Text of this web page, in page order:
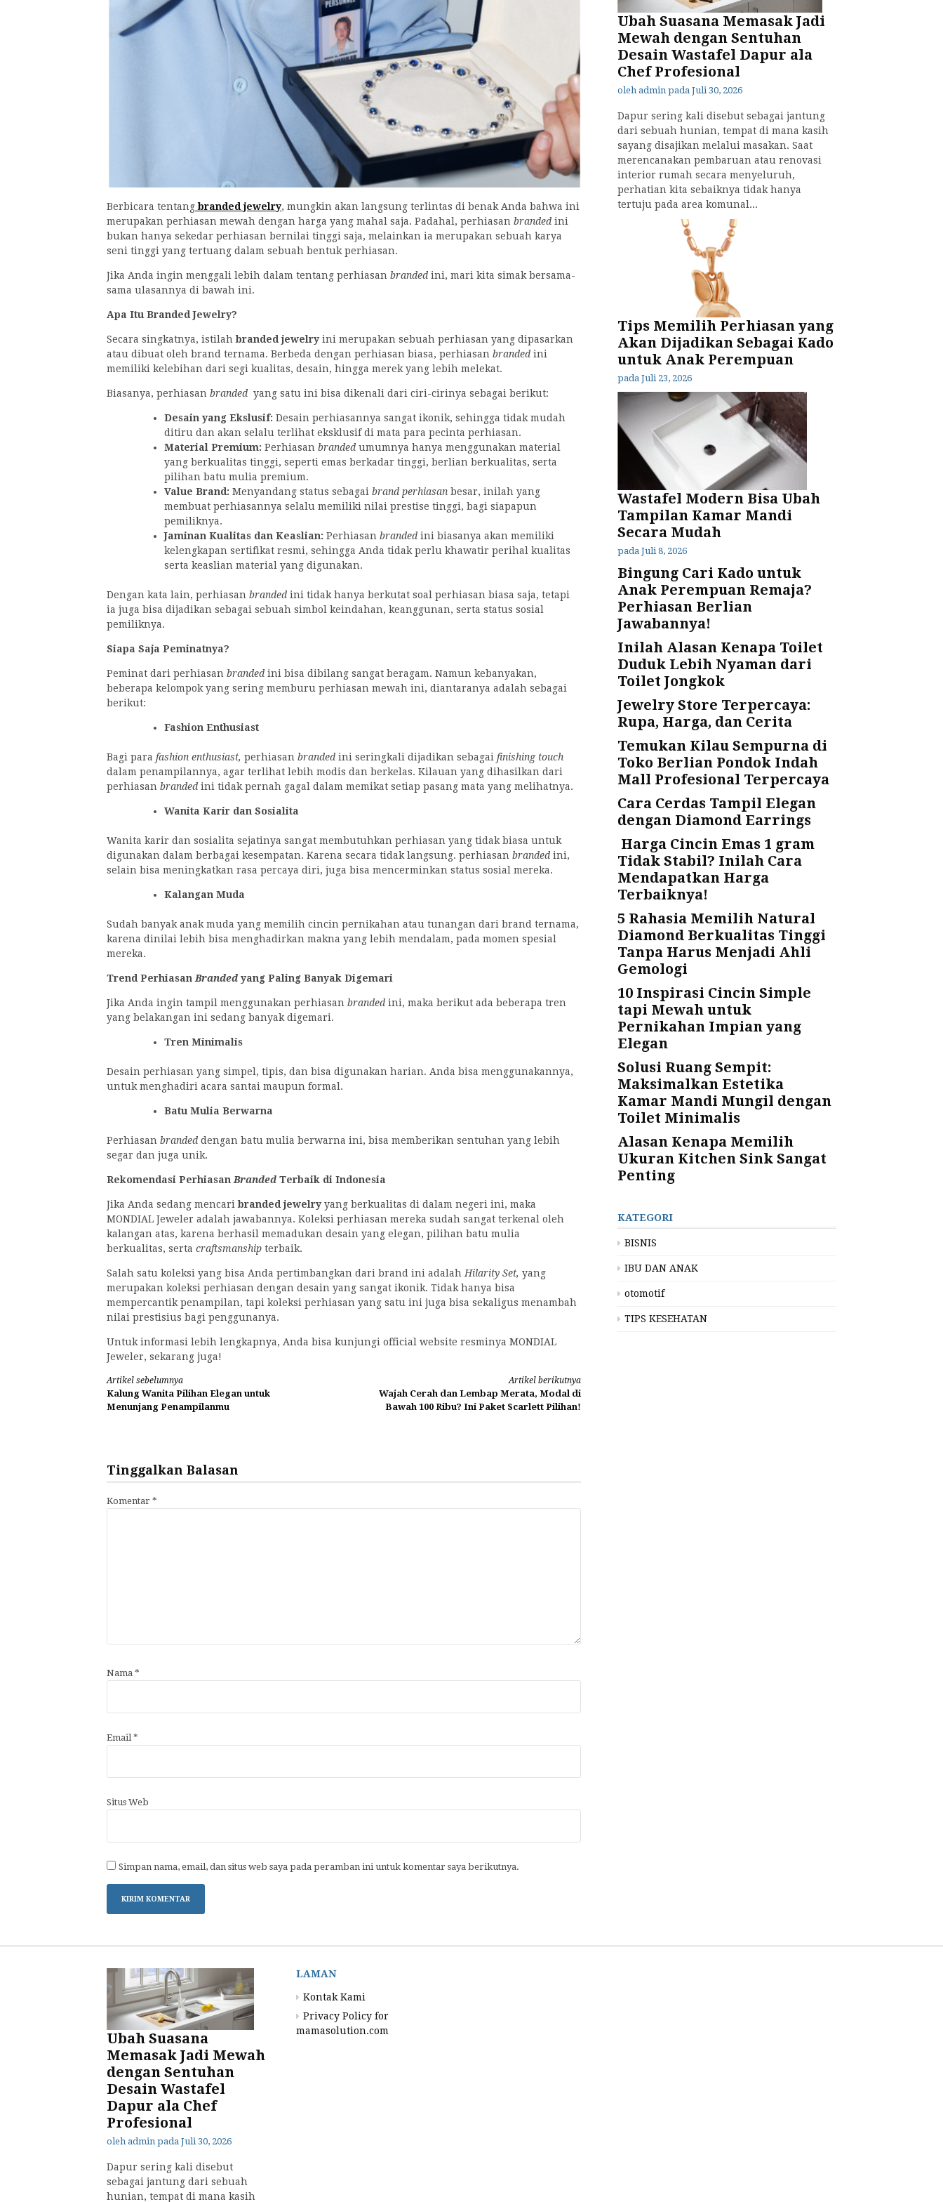
Berbicara tentang branded jewelry, mungkin akan langsung terlintas di benak Anda bahwa ini
merupakan perhiasan mewah dengan harga yang mahal saja. Padahal, perhiasan branded ini
bukan hanya sekedar perhiasan bernilai tinggi saja, melainkan ia merupakan sebuah karya
seni tinggi yang tertuang dalam sebuah bentuk perhiasan.
Jika Anda ingin menggali lebih dalam tentang perhiasan branded ini, mari kita simak bersama-
sama ulasannya di bawah ini.
Apa Itu Branded Jewelry?
Secara singkatnya, istilahbranded jewelry ini merupakan sebuah perhiasan yang dipasarkan
atau dibuat oleh brand ternama. Berbeda dengan perhiasan biasa, perhiasan branded ini
memiliki kelebihan dari segi kualitas, desain, hingga merek yang lebih melekat.
Biasanya, perhiasan branded yang satu ini bisa dikenali dari ciri-cirinya sebagai berikut:
Desain yang Ekslusif: Desain perhiasannya sangat ikonik, sehingga tidak mudah
ditiru dan akan selalu terlihat eksklusif di mata para pecinta perhiasan.
Material Premium: Perhiasan branded umumnya hanya menggunakan material
yang berkualitas tinggi, seperti emas berkadar tinggi, berlian berkualitas, serta
pilihan batu mulia premium.
Value Brand: Menyandang status sebagai brand perhiasan besar, inilah yang
membuat perhiasannya selalu memiliki nilai prestise tinggi, bagi siapapun
pemiliknya.
Jaminan Kualitas dan Keaslian: Perhiasan branded ini biasanya akan memiliki
kelengkapan sertifikat resmi, sehingga Anda tidak perlu khawatir perihal kualitas
serta keaslian material yang digunakan.
Dengan kata lain, perhiasan branded ini tidak hanya berkutat soal perhiasan biasa saja, tetapi
ia juga bisa dijadikan sebagai sebuah simbol keindahan, keanggunan, serta status sosial
pemiliknya.
Siapa Saja Peminatnya?
Peminat dari perhiasan branded ini bisa dibilang sangat beragam. Namun kebanyakan,
beberapa kelompok yang sering memburu perhiasan mewah ini, diantaranya adalah sebagai
berikut:
Fashion Enthusiast
Bagi para fashion enthusiast, perhiasan branded ini seringkali dijadikan sebagai finishing touch
dalam penampilannya, agar terlihat lebih modis dan berkelas. Kilauan yang dihasilkan dari
perhiasan branded ini tidak pernah gagal dalam memikat setiap pasang mata yang melihatnya.
Wanita Karir dan Sosialita
Wanita karir dan sosialita sejatinya sangat membutuhkan perhiasan yang tidak biasa untuk
digunakan dalam berbagai kesempatan. Karena secara tidak langsung. perhiasan branded ini,
selain bisa meningkatkan rasa percaya diri, juga bisa mencerminkan status sosial mereka.
Kalangan Muda
Sudah banyak anak muda yang memilih cincin pernikahan atau tunangan dari brand ternama,
karena dinilai lebih bisa menghadirkan makna yang lebih mendalam, pada momen spesial
mereka.
Trend PerhiasanBranded yang Paling Banyak Digemari
Jika Anda ingin tampil menggunakan perhiasan branded ini, maka berikut ada beberapa tren
yang belakangan ini sedang banyak digemari.
Tren Minimalis
Desain perhiasan yang simpel, tipis, dan bisa digunakan harian. Anda bisa menggunakannya,
untuk menghadiri acara santai maupun formal.
Batu Mulia Berwarna
Perhiasan branded dengan batu mulia berwarna ini, bisa memberikan sentuhan yang lebih
segar dan juga unik.
Rekomendasi PerhiasanBranded Terbaik di Indonesia
Jika Anda sedang mencaribranded jewelry yang berkualitas di dalam negeri ini, maka
MONDIAL Jeweler adalah jawabannya. Koleksi perhiasan mereka sudah sangat terkenal oleh
kalangan atas, karena berhasil memadukan desain yang elegan, pilihan batu mulia
berkualitas, serta craftsmanship terbaik.
Salah satu koleksi yang bisa Anda pertimbangkan dari brand ini adalahHilarity Set, yang
merupakan koleksi perhiasan dengan desain yang sangat ikonik. Tidak hanya bisa
mempercantik penampilan, tapi koleksi perhiasan yang satu ini juga bisa sekaligus menambah
nilai prestisius bagi penggunanya.
Untuk informasi lebih lengkapnya, Anda bisa kunjungi official website resminya MONDIAL
Jeweler, sekarang juga!
Lanjut
Membaca
Artikel sebelumnya
Kalung Wanita Pilihan Elegan untuk
Menunjang Penampilanmu
Artikel berikutnya
Wajah Cerah dan Lembap Merata, Modal di
Bawah 100 Ribu? Ini Paket Scarlett Pilihan!
Tinggalkan Balasan
Komentar *
Nama *
Email*
Situs Web
Simpan nama, email, dan situs web saya pada peramban ini untuk komentar saya berikutnya.
Ubah Suasana Memasak Jadi
Mewah dengan Sentuhan
Desain Wastafel Dapur ala
Chef Profesional
oleh admin pada Juli 30, 2026
Dapur sering kali disebut sebagai jantung
dari sebuah hunian, tempat di mana kasih
sayang disajikan melalui masakan. Saat
merencanakan pembaruan atau renovasi
interior rumah secara menyeluruh,
perhatian kita sebaiknya tidak hanya
tertuju pada area komunal...
Tips Memilih Perhiasan yang
Akan Dijadikan Sebagai Kado
untuk Anak Perempuan
pada Juli 23, 2026
Wastafel Modern Bisa Ubah
Tampilan Kamar Mandi
Secara Mudah
pada Juli 8, 2026
Bingung Cari Kado untuk
Anak Perempuan Remaja?
Perhiasan Berlian
Jawabannya!
Inilah Alasan Kenapa Toilet
Duduk Lebih Nyaman dari
Toilet Jongkok
Jewelry Store Terpercaya:
Rupa, Harga, dan Cerita
Temukan Kilau Sempurna di
Toko Berlian Pondok Indah
Mall Profesional Terpercaya
Cara Cerdas Tampil Elegan
dengan Diamond Earrings
Harga Cincin Emas 1 gram
Tidak Stabil? Inilah Cara
Mendapatkan Harga
Terbaiknya!
5 Rahasia Memilih Natural
Diamond Berkualitas Tinggi
Tanpa Harus Menjadi Ahli
Gemologi
10 Inspirasi Cincin Simple
tapi Mewah untuk
Pernikahan Impian yang
Elegan
Solusi Ruang Sempit:
Maksimalkan Estetika
Kamar Mandi Mungil dengan
Toilet Minimalis
Alasan Kenapa Memilih
Ukuran Kitchen Sink Sangat
Penting
KATEGORI
BISNIS
IBU DAN ANAK
otomotif
TIPS KESEHATAN
Ubah Suasana
Memasak Jadi Mewah
dengan Sentuhan
Desain Wastafel
Dapur ala Chef
Profesional
oleh admin pada Juli 30, 2026
Dapur sering kali disebut
sebagai jantung dari sebuah
hunian, tempat di mana kasih
LAMAN
Kontak Kami
Privacy Policy for
mamasolution.com